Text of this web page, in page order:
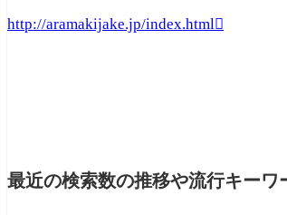
http://aramakijake.jp/index.html
最近の検索数の推移や流行キーワ